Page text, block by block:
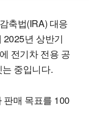
축법(IRA) 대응
2025년 상반기
전기차 전용 공
중입니다.
판매 목표를 100